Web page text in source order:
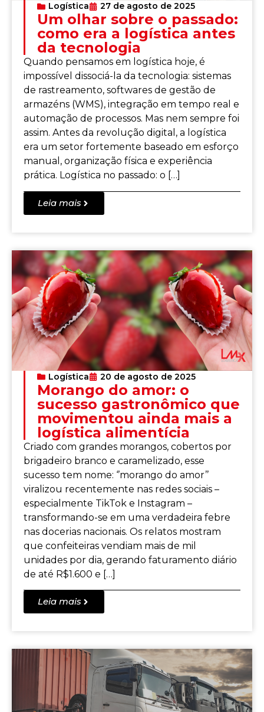
Logística 27 de agosto de 2025
Um olhar sobre o passado:
como era a logística antes
da tecnologia
Quando pensamos em logística hoje, é
impossível dissociá-la da tecnologia: sistemas
de rastreamento, softwares de gestão de
armazéns (WMS), integração em tempo real e
automação de processos. Mas nem sempre foi
assim. Antes da revolução digital, a logística
era um setor fortemente baseado em esforço
manual, organização física e experiência
prática. Logística no passado: o […]
Leia mais
Logística 20 de agosto de 2025
Morango do amor: o
sucesso gastronômico que
movimentou ainda mais a
logística alimentícia
Criado com grandes morangos, cobertos por
brigadeiro branco e caramelizado, esse
sucesso tem nome: ‘’morango do amor’’
viralizou recentemente nas redes sociais –
especialmente TikTok e Instagram –
transformando-se em uma verdadeira febre
nas docerias nacionais. Os relatos mostram
que confeiteiras vendiam mais de mil
unidades por dia, gerando faturamento diário
de até R$1.600 e […]
Leia mais